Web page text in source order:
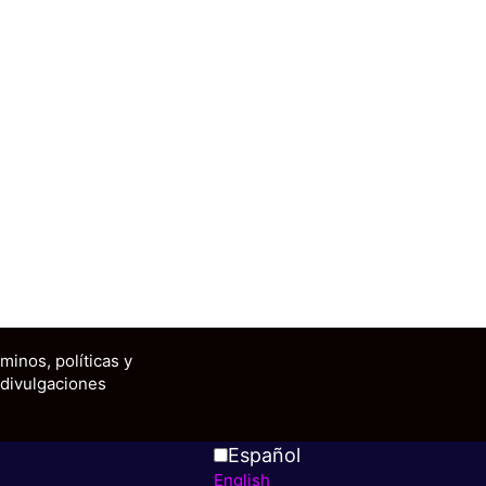
políticas y
divulgaciones
Español
English